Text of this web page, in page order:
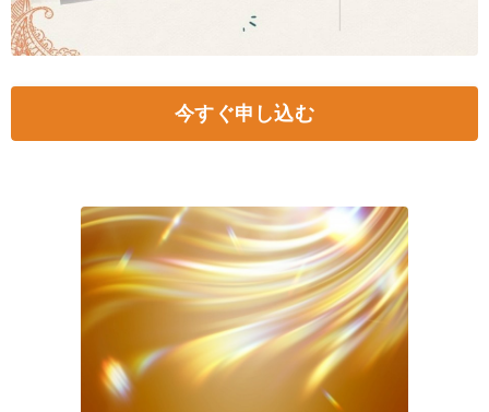
今すぐ申し込む